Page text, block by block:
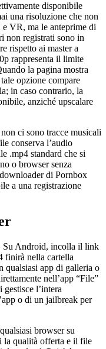
disponibile
una risoluzione che non
VR, ma le anteprime di
non registrati sono in
rispetto ai master a
rappresenta il limite
la pagina mostra
opzione compare
in caso contrario, la
anziché upscalare
ci sono tracce musicali
conserva l’audio
.mp4 standard che si
o browser senza
di Pornbox
a una registrazione
Su Android, incolla il link
finirà nella cartella
qualsiasi app di galleria o
nell’app “File”
l’intera
o di un jailbreak per
browser su
la qualità offerta e il file